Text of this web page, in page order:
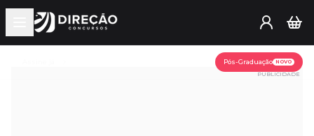
Open main menu
Pós-Graduação NOVO
PUBLICIDADE